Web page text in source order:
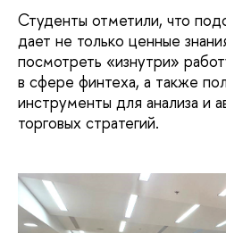
Студенты отметили, что
дает не только ценные
посмотреть «изнутри»
в сфере финтеха, а также
инструменты для анализа и
торговых стратегий.